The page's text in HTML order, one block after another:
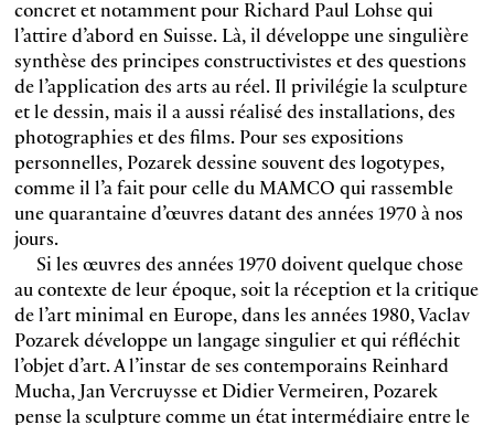
concret et notamment pour Richard Paul Lohse qui
l’attire d’abord en Suisse. Là, il développe une singulière
synthèse des principes constructivistes et des questions
de l’application des arts au réel. Il privilégie la sculpture
et le dessin, mais il a aussi réalisé des installations, des
photographies et des films. Pour ses expositions
personnelles, Pozarek dessine souvent des logotypes,
comme il l’a fait pour celle du MAMCO qui rassemble
une quarantaine d’œuvres datant des années 1970 à nos
jours.
Si les œuvres des années 1970 doivent quelque chose
au contexte de leur époque, soit la réception et la critique
de l’art minimal en Europe, dans les années 1980, Vaclav
Pozarek développe un langage singulier et qui réfléchit
l’objet d’art. A l’instar de ses contemporains Reinhard
Mucha, Jan Vercruysse et Didier Vermeiren, Pozarek
pense la sculpture comme un état intermédiaire entre le